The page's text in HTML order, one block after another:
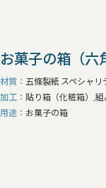
お菓子の箱（六
材質
五條製紙 スペシャ
加工
貼り箱（化粧箱）,組
用途
お菓子の箱